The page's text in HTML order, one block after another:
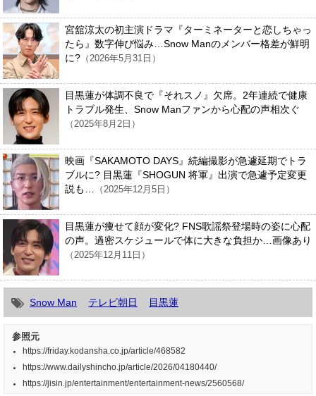
宮舘涼太の初主演ドラマ『ターミネーターと恋しちゃっ
たら』数字伸び悩み…Snow Manのメンバー格差が鮮明
に? （2026年5月31日）
目黒蓮が体調不良で『それスノ』欠席。2年連続で健康
トラブル発生、Snow Manファンから心配の声相次ぐ
（2025年8月2日）
映画『SAKAMOTO DAYS』続編撮影が急遽延期でトラ
ブルに? 目黒蓮『SHOGUN 将軍』出演で急遽予定変更
説も…
（2025年12月5日）
目黒蓮が痩せて顔が変化? FNS歌謡祭登場時の姿に心配
の声。過密スケジュールで体に大きな負担か…画像あり
（2025年12月11日）
Snow Man テレビ朝日 目黒蓮
参照元
https://friday.kodansha.co.jp/article/468582
https://www.dailyshincho.jp/article/2026/04180440/
https://jisin.jp/entertainment/entertainment-news/2560568/